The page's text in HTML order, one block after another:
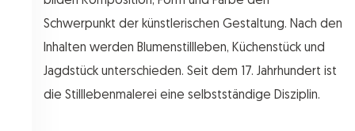
Schwerpunkt der künstlerischen Gestaltung. Nach den
Inhalten werden Blumenstillleben, Küchenstück und
Jagdstück unterschieden. Seit dem 17. Jahrhundert ist
die Stilllebenmalerei eine selbstständige Disziplin.